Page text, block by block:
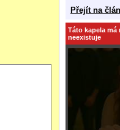
Přejít na
Táto kapela
neexistuje